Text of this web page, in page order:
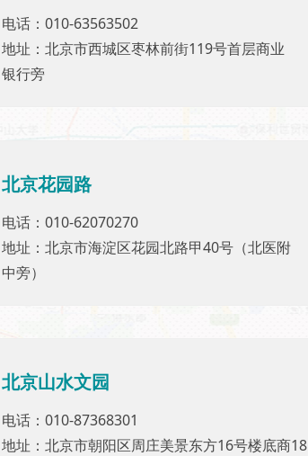
电话：010-63563502
地址：北京市西城区枣林前街119号首层商业
银行旁
电话：010-63563502
地址：北京市西城区枣林前街119号首层商业
银行旁
北京花园路
电话：010-62070270
地址：北京市海淀区花园北路甲40号（北医附
中旁）
北京花园路
电话：010-62070270
地址：北京市海淀区花园北路甲40号（北医附
中旁）
北京山水文园
电话：010-87368301
地址：北京市朝阳区周庄美景东方16号楼底商18
北京山水文园
电话：010-87368301
地址：北京市朝阳区周庄美景东方16号楼底商18